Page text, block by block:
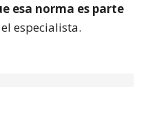
esa norma es parte
especialista.